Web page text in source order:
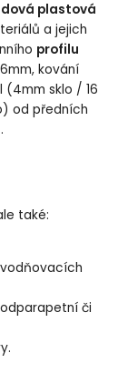
plastová
a jejich
profilu
kování
(4mm sklo / 16
od předních
také:
či